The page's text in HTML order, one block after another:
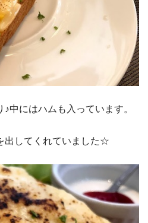
中にはハムも入っています。
出してくれていました☆